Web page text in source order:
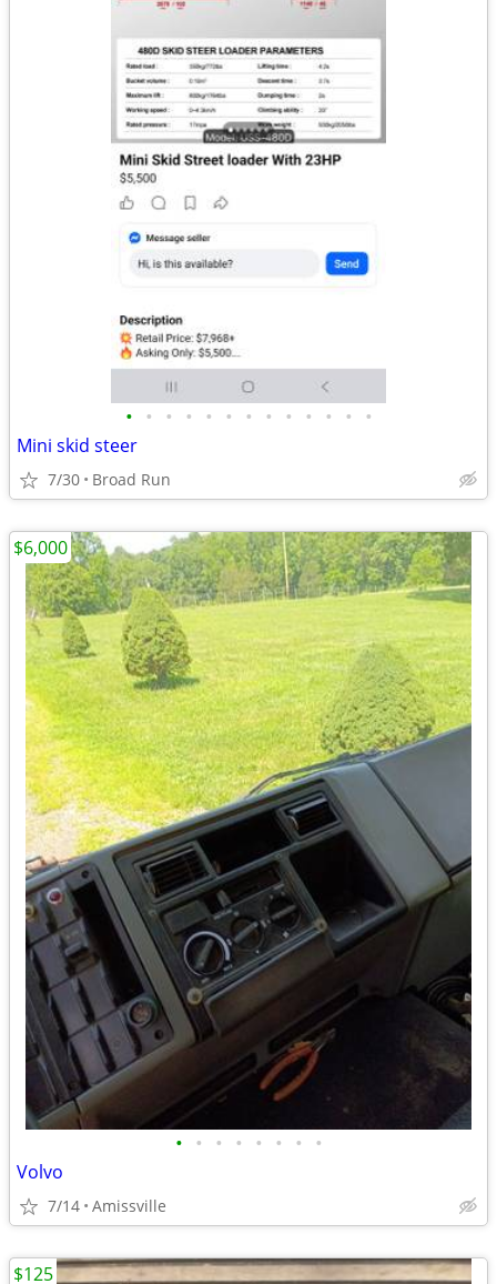
• • • • • • • • • • • • •
Mini skid steer
7/30 Broad Run
• • • • • • • •
Volvo
7/14 Amissville
$6,000
$125